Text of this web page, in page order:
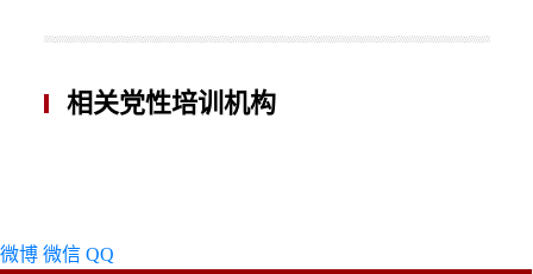
相关党性培训机构
微博 微信 QQ